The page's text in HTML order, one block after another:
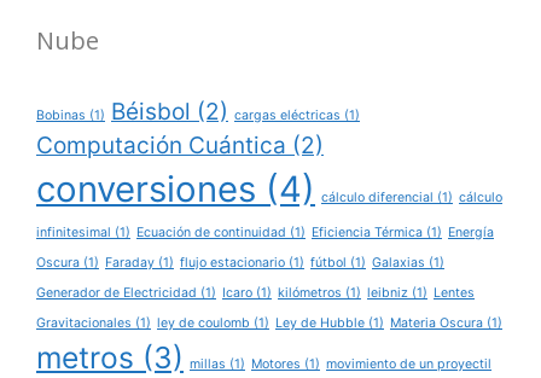
Nube
Bobinas (1) Béisbol (2) cargas eléctricas (1)
Computación Cuántica (2)
conversiones (4) cálculo diferencial (1) cálculo
infinitesimal (1) Ecuación de continuidad (1) Eficiencia Térmica (1) Energía
Oscura (1) Faraday (1) flujo estacionario (1) fútbol (1) Galaxias (1)
Generador de Electricidad (1) Icaro (1) kilómetros (1) leibniz (1) Lentes
Gravitacionales (1) ley de coulomb (1) Ley de Hubble (1) Materia Oscura (1)
metros (3) millas (1) Motores (1) movimiento de un proyectil